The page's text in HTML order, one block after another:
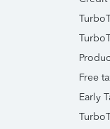
Free
Early